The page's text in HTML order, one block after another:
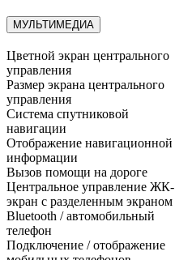
МУЛЬТИМЕДИА
Цветной экран центрального
управления
Размер экрана центрального
управления
Система спутниковой
навигации
Отображение навигационной
информации
Вызов помощи на дороге
Центральное управление ЖК-
экран с разделенным экраном
Bluetooth / автомобильный
телефон
Подключение / отображение